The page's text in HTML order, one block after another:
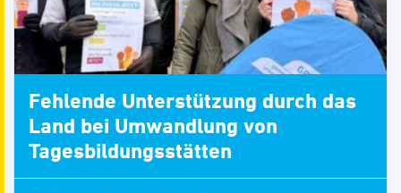
Fehlende Unterstützung durch das
Land bei Umwandlung von
Tagesbildungsstätten